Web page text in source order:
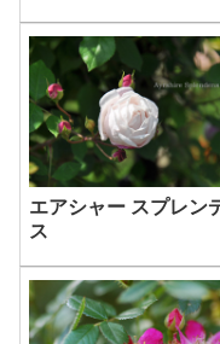
エアシャー スプレン
ス